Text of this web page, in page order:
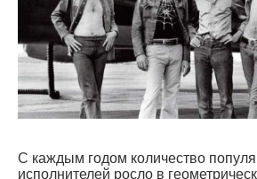
С каждым годом количество
исполнителей росло в